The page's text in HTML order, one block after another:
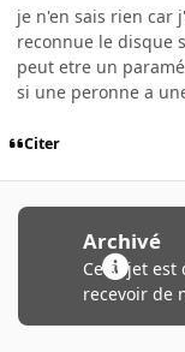
je n'en sais rien car
reconnue le disque
peut etre un
si une peronne a
Citer
Archivé
Ce sujet
recevoir de